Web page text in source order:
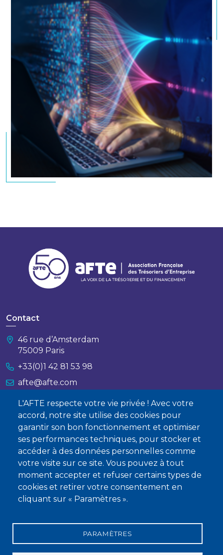
L'AFTE respecte votre vie privée ! Avec votre
accord, notre site utilise des cookies pour
garantir son bon fonctionnement et optimiser
ses performances techniques, pour stocker et
accéder à des données personnelles comme
votre visite sur ce site. Vous pouvez à tout
moment accepter et refuser certains types de
cookies et retirer votre consentement en
cliquant sur « Paramètres ».
PARAMÈTRES
Contact
46 rue d’Amsterdam
75009 Paris
+33(0)1 42 81 53 98
afte@afte.com
Nous contacter
À propos
Qui sommes-nous ?
Devenir membre
Mentions légales
Conditions générales de vente